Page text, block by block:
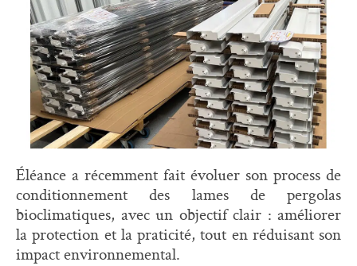
Éléance a récemment fait évoluer son process de
conditionnement des lames de pergolas
bioclimatiques, avec un objectif clair : améliorer
la protection et la praticité, tout en réduisant son
impact environnemental.